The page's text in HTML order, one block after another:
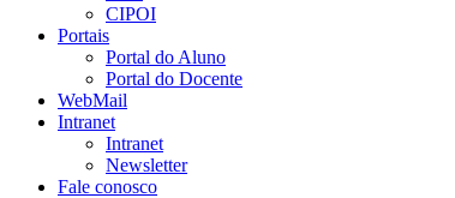
CIPOI
Portais
Portal do Aluno
Portal do Docente
WebMail
Intranet
Intranet
Newsletter
Fale conosco